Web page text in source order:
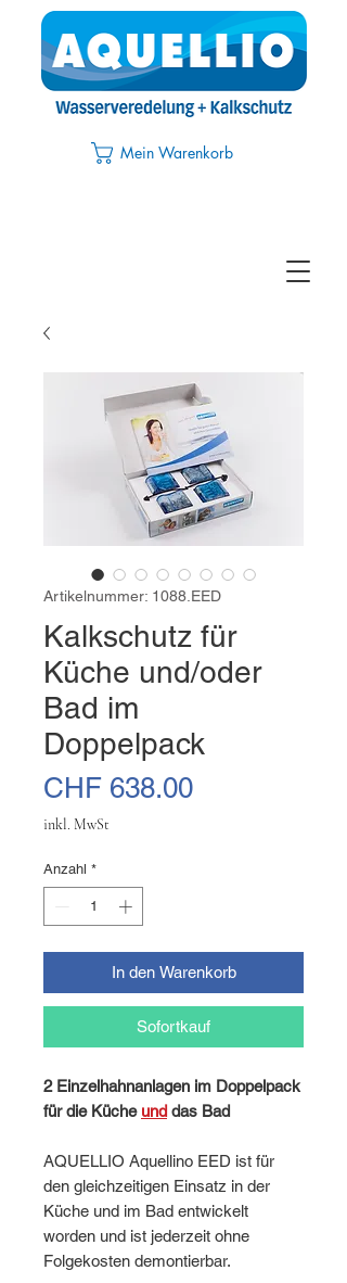
Mein Warenkorb
Artikelnummer: 1088.EED
Kalkschutz für
Küche und/oder
Bad im
Doppelpack
CHF 638.00Preis
inkl. MwSt
Anzahl *
In den Warenkorb
Sofortkauf
2 Einzelhahnanlagen im Doppelpack
für die Küche und das Bad
AQUELLIO Aquellino EED ist für
den gleichzeitigen Einsatz in der
Küche und im Bad entwickelt
worden und ist jederzeit ohne
Folgekosten demontierbar.